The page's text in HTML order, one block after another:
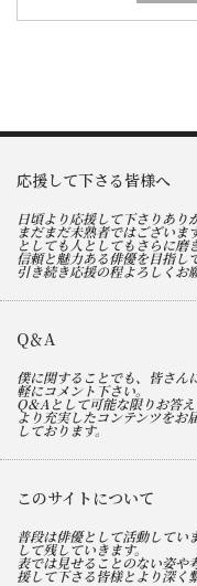
応援して下さる皆様へ
日頃より応援して下さりあり
まだまだ未熟者ではございま
としても人としてもさらに磨
信頼と魅力ある俳優を目指し
引き続き応援の程よろしくお
Q＆A
僕に関することでも、皆さん
軽にコメント下さい。
Q＆Aとして可能な限りお答え
より充実したコンテンツをお
しております。
このサイトについて
普段は俳優として活動してい
して残していきます。
表では見せることのない姿や
援して下さる皆様とより深く